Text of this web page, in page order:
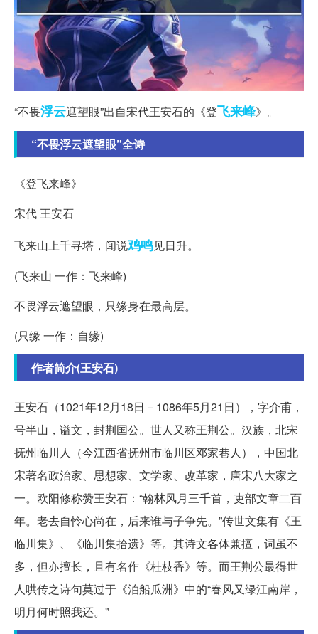
“不畏浮云遮望眼”出自宋代王安石的《登飞来峰》。
“不畏浮云遮望眼”全诗
《登飞来峰》
宋代 王安石
飞来山上千寻塔，闻说鸡鸣见日升。
(飞来山 一作：飞来峰)
不畏浮云遮望眼，只缘身在最高层。
(只缘 一作：自缘)
作者简介(王安石)
王安石（1021年12月18日－1086年5月21日），字介甫，
号半山，谥文，封荆国公。世人又称王荆公。汉族，北宋
抚州临川人（今江西省抚州市临川区邓家巷人），中国北
宋著名政治家、思想家、文学家、改革家，唐宋八大家之
一。欧阳修称赞王安石：“翰林风月三千首，吏部文章二百
年。老去自怜心尚在，后来谁与子争先。”传世文集有《王
临川集》、《临川集拾遗》等。其诗文各体兼擅，词虽不
多，但亦擅长，且有名作《桂枝香》等。而王荆公最得世
人哄传之诗句莫过于《泊船瓜洲》中的“春风又绿江南岸，
明月何时照我还。”